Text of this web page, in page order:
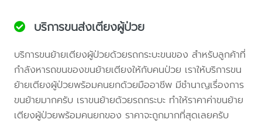
บริการขนส่งเตียงผู้ป่วย
บริการขนย้ายเตียงผู้ป่วยด้วยรถกระบะขนของ สำหรับลูกค้าที่
กำลังหารถขนของขนย้ายเตียงให้กับคนป่วย เราให้บริการขน
ย้ายเตียงผู้ป่วยพร้อมคนยกด้วยมืออาชีพ มีชำนาญเรื่องการ
ขนย้ายมากครับ เราขนย้ายด้วยรถกระบะ ทำให้ราคาค่าขนย้าย
เตียงผู้ป่วยพร้อมคนยกของ ราคาจะถูกมากที่สุดเลยครับ